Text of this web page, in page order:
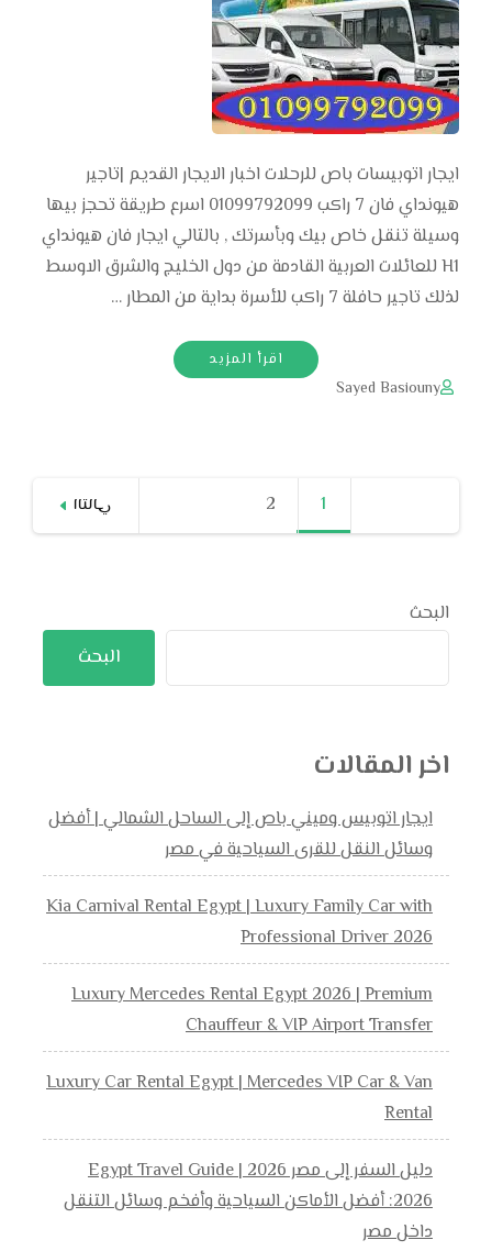
ايجار اتوبيسات باص للرحلات اخبار الايجار القديم |تاجير
هيونداي فان 7 راكب 01099792099 اسرع طريقة تحجز بيها
وسيلة تنقل خاص بيك وبأسرتك , بالتالي ايجار فان هيونداي
H1 للعائلات العربية القادمة من دول الخليج والشرق الاوسط
لذلك تاجير حافلة 7 راكب للأسرة بداية من المطار …
اقرأ المزيد
Sayed Basiouny
pagination
1 صفحة2 التالي
البحث
البحث
اخر المقالات
ايجار اتوبيس وميني باص إلى الساحل الشمالي | أفضل
وسائل النقل للقرى السياحية في مصر
Kia Carnival Rental Egypt | Luxury Family Car with
Professional Driver 2026
Luxury Mercedes Rental Egypt 2026 | Premium
Chauffeur & VIP Airport Transfer
Luxury Car Rental Egypt | Mercedes VIP Car & Van
Rental
دليل السفر إلى مصر 2026 | Egypt Travel Guide
2026: أفضل الأماكن السياحية وأفخم وسائل التنقل
داخل مصر